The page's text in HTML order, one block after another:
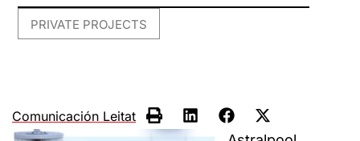
PRIVATE PROJECTS
Comunicación Leitat